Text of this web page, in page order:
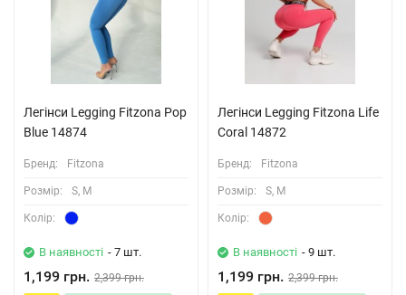
Легінси Legging Fitzona Pop
Blue 14874
Бренд: Fitzona
Розмiр: S, M
Колiр:
В наявності - 7 шт.
1,199 грн. 2,399 грн.
Легінси Legging Fitzona Life
Coral 14872
Бренд: Fitzona
Розмiр: S, M
Колiр:
В наявності - 9 шт.
1,199 грн. 2,399 грн.